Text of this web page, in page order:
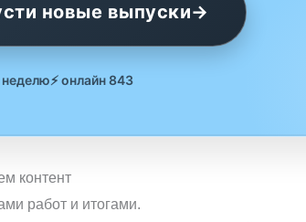
новые выпуски→
неделю⚡ онлайн 843
контент
работ и итогами.